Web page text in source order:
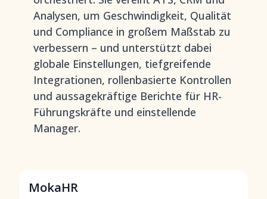
Analysen, um Geschwindigkeit, Qualität
und Compliance in großem Maßstab zu
verbessern – und unterstützt dabei
globale Einstellungen, tiefgreifende
Integrationen, rollenbasierte Kontrollen
und aussagekräftige Berichte für HR-
Führungskräfte und einstellende
Manager.
MokaHR